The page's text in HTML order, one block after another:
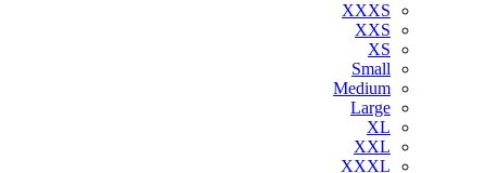
XXXS
XXS
XS
Small
Medium
Large
XL
XXL
XXXL